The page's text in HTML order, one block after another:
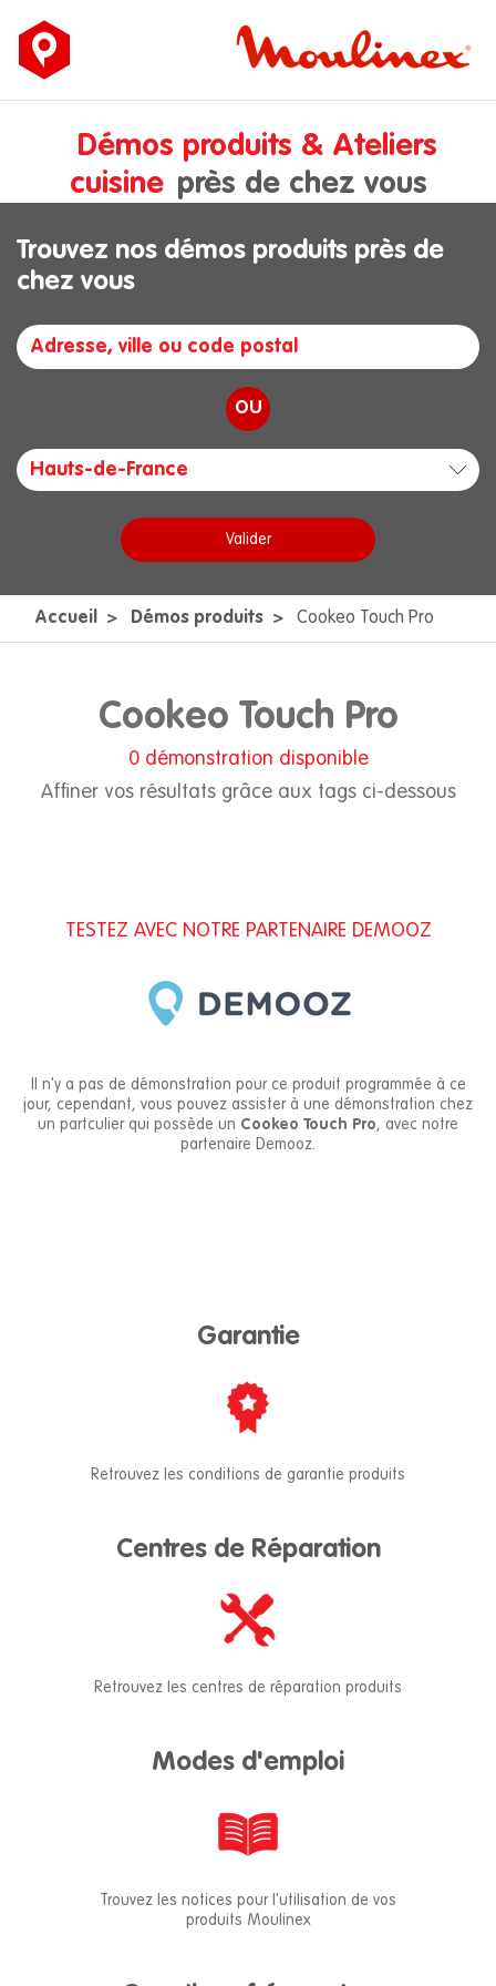
Démos produits & Ateliers
cuisine près de chez vous
Trouvez nos démos produits près de
chez vous
OU
Hauts-de-France
Valider
Accueil Démos produits Cookeo Touch Pro
Cookeo Touch Pro
0démonstration disponible
Affiner vos résultats grâce aux tags ci-dessous
TESTEZ AVEC NOTRE PARTENAIRE DEMOOZ
Il n'y a pas de démonstration pour ce produit programmée à ce
jour, cependant, vous pouvez assister à une démonstration chez
un partculier qui possède un Cookeo Touch Pro, avec notre
partenaire Demooz.
Garantie
Retrouvez les conditions de garantie produits
Centres de Réparation
Retrouvez les centres de réparation produits
Modes d'emploi
Trouvez les notices pour l'utilisation de vos
produits Moulinex